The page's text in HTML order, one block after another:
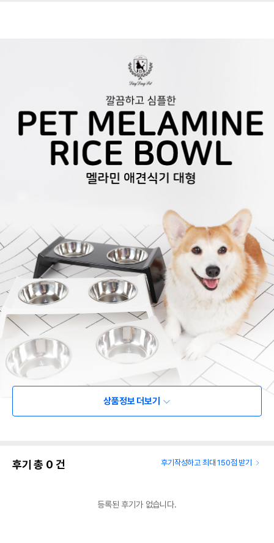
상품정보 더보기
후기 총 0 건 후기작성하고 최대 150점 받기
등록된 후기가 없습니다.